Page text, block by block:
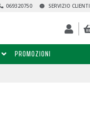
SERVIZIO CLIENTI
069320750
PROMOZIONI